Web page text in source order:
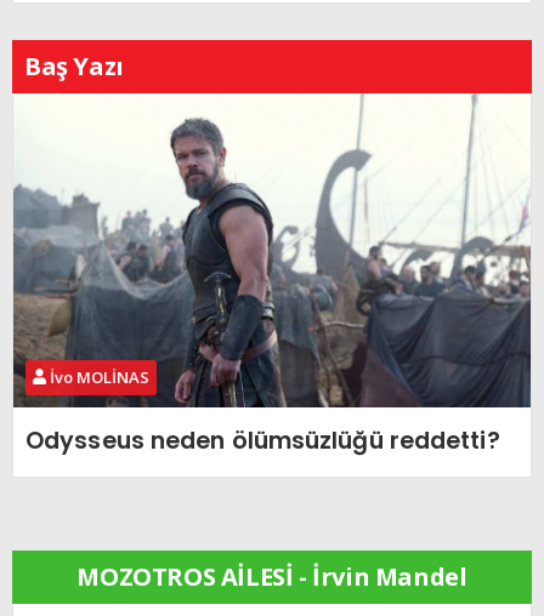
Baş Yazı
İvo MOLİNAS
Odysseus neden ölümsüzlüğü reddetti?
MOZOTROS AİLESİ - İrvin Mandel